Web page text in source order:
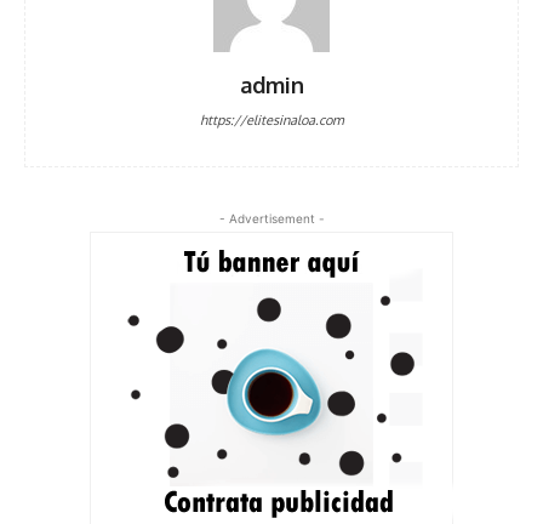
admin
https://elitesinaloa.com
- Advertisement -